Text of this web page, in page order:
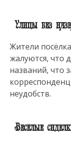
Улицы без
Жители
жалуются, что
названий, что
неудобств.
Весёлые